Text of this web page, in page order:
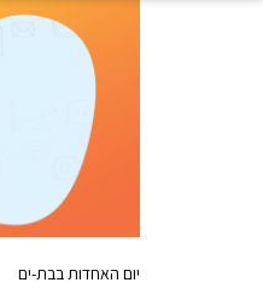
יום האחדות בבת-ים